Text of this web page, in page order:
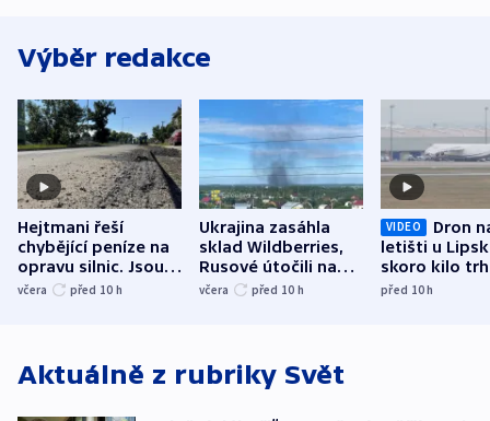
Výběr redakce
Hejtmani řeší
chybějící peníze na
opravu silnic. Jsou
nenárokové, namítá
včera před 10 h
Ukrajina zasáhla
sklad Wildberries,
Rusové útočili na
trh, hasiče či
včera před 10 h
VIDEO
Dron
letišti u
skoro kilo
indicie
před 10h
Aktuálně z rubriky Svět